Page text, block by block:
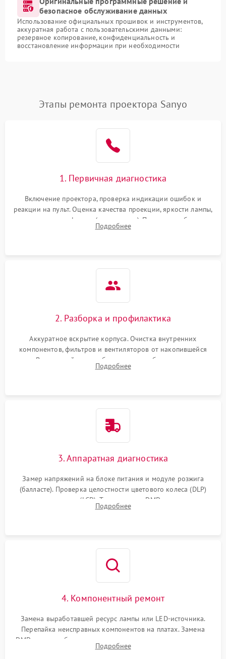
безопасное обслуживание данных
Использование официальных прошивок и инструментов,
аккуратная работа с пользовательскими данными:
резервное копирование, конфиденциальность и
восстановление информации при необходимости
Этапы ремонта проектора Sanyo
1. Первичная диагностика
Включение проектора, проверка индикации ошибок и
реакции на пульт. Оценка качества проекции, яркости лампы,
наличия артефактов (точки, пятна). Проверка работы
системы охлаждения по уровню шума вентиляторов.
Подробнее
2. Разборка и профилактика
Аккуратное вскрытие корпуса. Очистка внутренних
компонентов, фильтров и вентиляторов от накопившейся
пыли. Визуальный осмотр блока питания, балласта лампы и
материнской платы на наличие прогаров или вздутых
Подробнее
3. Аппаратная диагностика
Замер напряжений на блоке питания и модуле розжига
(балласте). Проверка целостности цветового колеса (DLP)
или поляризаторов (LCD). Тестирование DMD-чипа, датчиков
температуры и оптопар с помощью мультиметра и
Подробнее
4. Компонентный ремонт
Замена выработавшей ресурс лампы или LED-источника.
Перепайка неисправных компонентов на платах. Замена
DMD-чипа при битых пикселях, установка нового цветового
колеса или восстановление сгоревших поляризационных
Подробнее